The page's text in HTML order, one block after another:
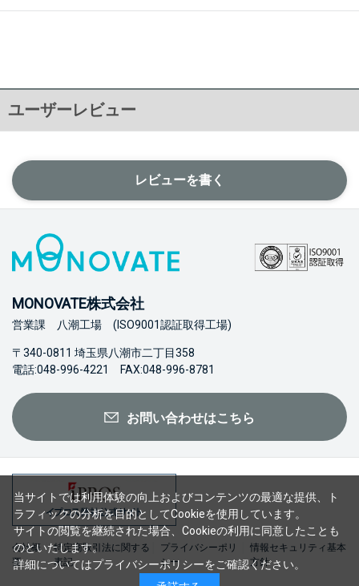
ユーザーレビュー
レビューを書く
MONOVATE株式会社
営業課 八潮工場 (ISO9001認証取得工場)
〒340-0811 埼玉県八潮市二丁目358
電話:048-996-4221 FAX:048-996-8781
お問い合わせはこちら
会社概
要
特定商取引法に関する
表記
プライバシーポリ
シー
情報セキュリティ基本
方針
当サイトでは利用体験の向上およびコンテンツの最適な提供、ト
ラフィックの分析を目的としてCookieを使用しています。
サイトの閲覧を継続された場合、Cookieの利用に同意したことも
のといたします。
詳細についてはプライバシーポリシーをご確認ください。